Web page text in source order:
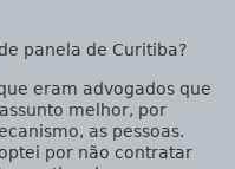
panela de Curitiba?
eram advogados que
melhor, por
as pessoas.
por não contratar